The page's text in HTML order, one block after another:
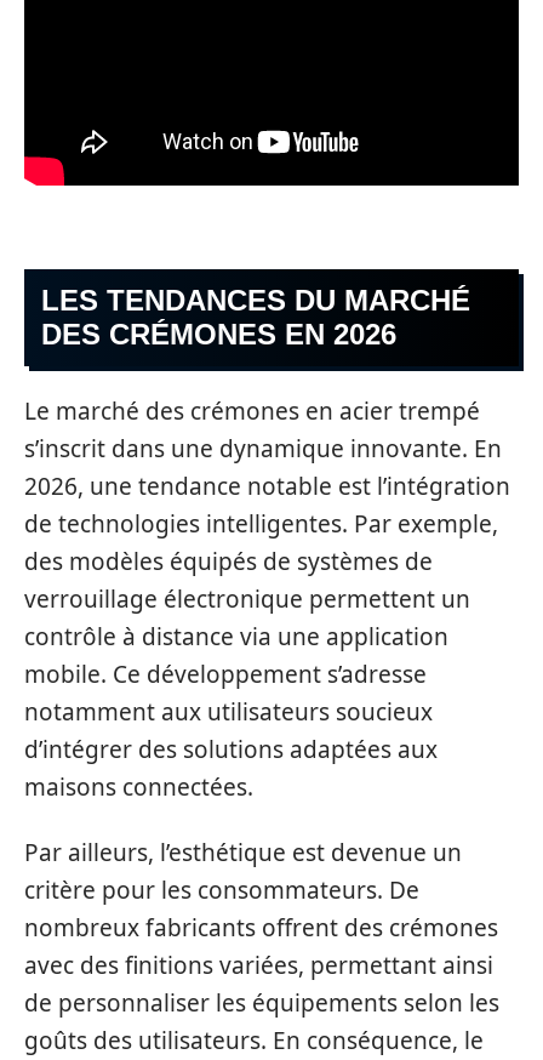
LES TENDANCES DU MARCHÉ
DES CRÉMONES EN 2026
Le marché des crémones en acier trempé
s’inscrit dans une dynamique innovante. En
2026, une tendance notable est l’intégration
de technologies intelligentes. Par exemple,
des modèles équipés de systèmes de
verrouillage électronique permettent un
contrôle à distance via une application
mobile. Ce développement s’adresse
notamment aux utilisateurs soucieux
d’intégrer des solutions adaptées aux
maisons connectées.
Par ailleurs, l’esthétique est devenue un
critère pour les consommateurs. De
nombreux fabricants offrent des crémones
avec des finitions variées, permettant ainsi
de personnaliser les équipements selon les
goûts des utilisateurs. En conséquence, le